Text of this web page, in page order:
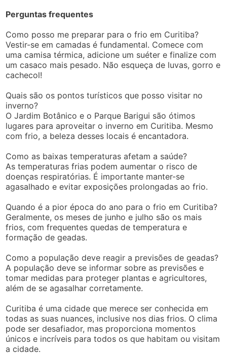
Perguntas frequentes
Como posso me preparar para o frio em Curitiba?
Vestir-se em camadas é fundamental. Comece com
uma camisa térmica, adicione um suéter e finalize com
um casaco mais pesado. Não esqueça de luvas, gorro e
cachecol!
Quais são os pontos turísticos que posso visitar no
inverno?
O Jardim Botânico e o Parque Barigui são ótimos
lugares para aproveitar o inverno em Curitiba. Mesmo
com frio, a beleza desses locais é encantadora.
Como as baixas temperaturas afetam a saúde?
As temperaturas frias podem aumentar o risco de
doenças respiratórias. É importante manter-se
agasalhado e evitar exposições prolongadas ao frio.
Quando é a pior época do ano para o frio em Curitiba?
Geralmente, os meses de junho e julho são os mais
frios, com frequentes quedas de temperatura e
formação de geadas.
Como a população deve reagir a previsões de geadas?
A população deve se informar sobre as previsões e
tomar medidas para proteger plantas e agricultores,
além de se agasalhar corretamente.
Curitiba é uma cidade que merece ser conhecida em
todas as suas nuances, inclusive nos dias frios. O clima
pode ser desafiador, mas proporciona momentos
únicos e incríveis para todos os que habitam ou visitam
a cidade.